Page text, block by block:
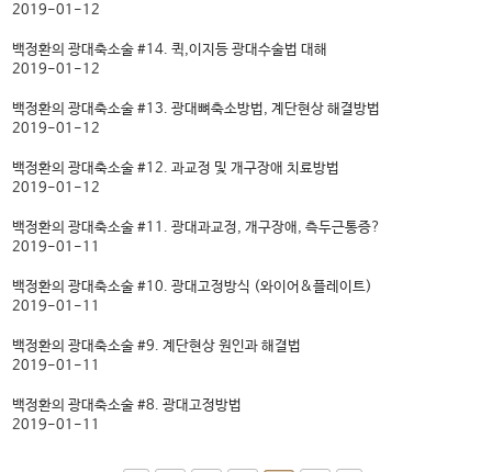
2019-01-12
백정환의 광대축소술 #14. 퀵,이지등 광대수술법 대해
2019-01-12
백정환의 광대축소술 #13. 광대뼈축소방법, 계단현상 해결방법
2019-01-12
백정환의 광대축소술 #12. 과교정 및 개구장애 치료방법
2019-01-12
백정환의 광대축소술 #11. 광대과교정, 개구장애, 측두근통증?
2019-01-11
백정환의 광대축소술 #10. 광대고정방식 (와이어&플레이트)
2019-01-11
백정환의 광대축소술 #9. 계단현상 원인과 해결법
2019-01-11
백정환의 광대축소술 #8. 광대고정방법
2019-01-11